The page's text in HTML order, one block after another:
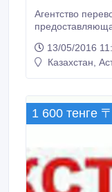
Агентство переводов
Оперативно и
33 языках мира, включая переводческие,
и других
13/05/2016
Казахстан,
1 600 тенге 〒